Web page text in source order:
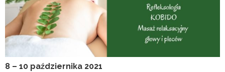
8 – 10 października 2021